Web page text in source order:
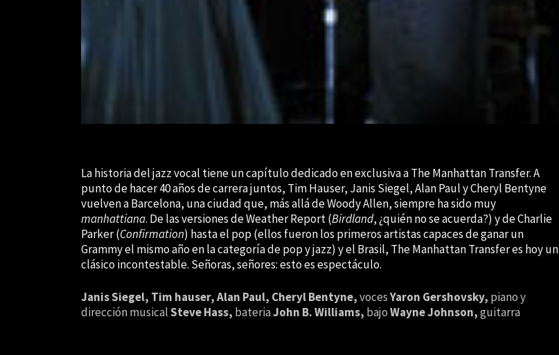
La historia del jazz vocal tiene un capítulo dedicado en exclusiva a The Manhattan Transfer. A
punto de hacer 40 años de carrera juntos, Tim Hauser, Janis Siegel, Alan Paul y Cheryl Bentyne
vuelven a Barcelona, una ciudad que, más allá de Woody Allen, siempre ha sido muy
manhattiana. De las versiones de Weather Report (Birdland, ¿quién no se acuerda?) y de Charlie
Parker (Confirmation) hasta el pop (ellos fueron los primeros artistas capaces de ganar un
Grammy el mismo año en la categoría de pop y jazz) y el Brasil, The Manhattan Transfer es hoy un
clásico incontestable. Señoras, señores: esto es espectáculo.
Janis Siegel, Tim hauser, Alan Paul, Cheryl Bentyne,vocesYaron Gershovsky, piano y
dirección musicalSteve Hass, bateriaJohn B. Williams, bajoWayne Johnson,guitarra